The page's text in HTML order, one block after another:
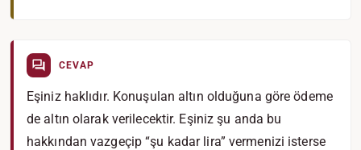
CEVAP
Eşiniz haklıdır. Konuşulan altın olduğuna göre ödeme
de altın olarak verilecektir. Eşiniz şu anda bu
hakkından vazgeçip “şu kadar lira” vermenizi isterse